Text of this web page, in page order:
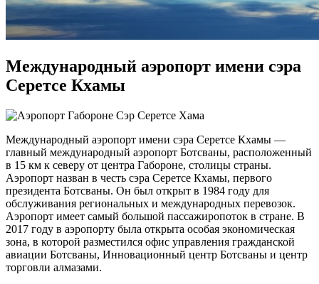
Международный аэропорт имени сэра
Серетсе Кхамы
Международный аэропорт имени сэра Серетсе Кхамы —
главный международный аэропорт Ботсваны, расположенный
в 15 км к северу от центра Габороне, столицы страны.
Аэропорт назван в честь сэра Серетсе Кхамы, первого
президента Ботсваны. Он был открыт в 1984 году для
обслуживания региональных и международных перевозок.
Аэропорт имеет самый большой пассажиропоток в стране. В
2017 году в аэропорту была открыта особая экономическая
зона, в которой разместился офис управления гражданской
авиации Ботсваны, Инновационный центр Ботсваны и центр
торговли алмазами.